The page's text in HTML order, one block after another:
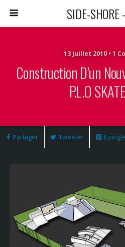
SIDE-
13 Juillet 2010 • 1
Construction D’un
P.L.O
Partager Tweeter